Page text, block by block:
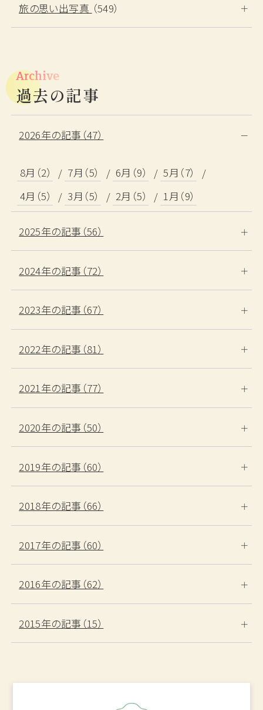
宿泊プランから探す
カレンダーから探す
ベストレート宣言
予約確認・変更・キャンセル
TEL.0859-31-1100
旅の思い出写真 （549）
Archive
過去の記事
2026年の記事（47）
8月（2） 7月（5） 6月（9）
5月（7）
4月（5）
3月（5） 2月（5） 1月（9）
2025年の記事（56）
2024年の記事（72）
2023年の記事（67）
2022年の記事（81）
2021年の記事（77）
2020年の記事（50）
2019年の記事（60）
2018年の記事（66）
2017年の記事（60）
2016年の記事（62）
2015年の記事（15）